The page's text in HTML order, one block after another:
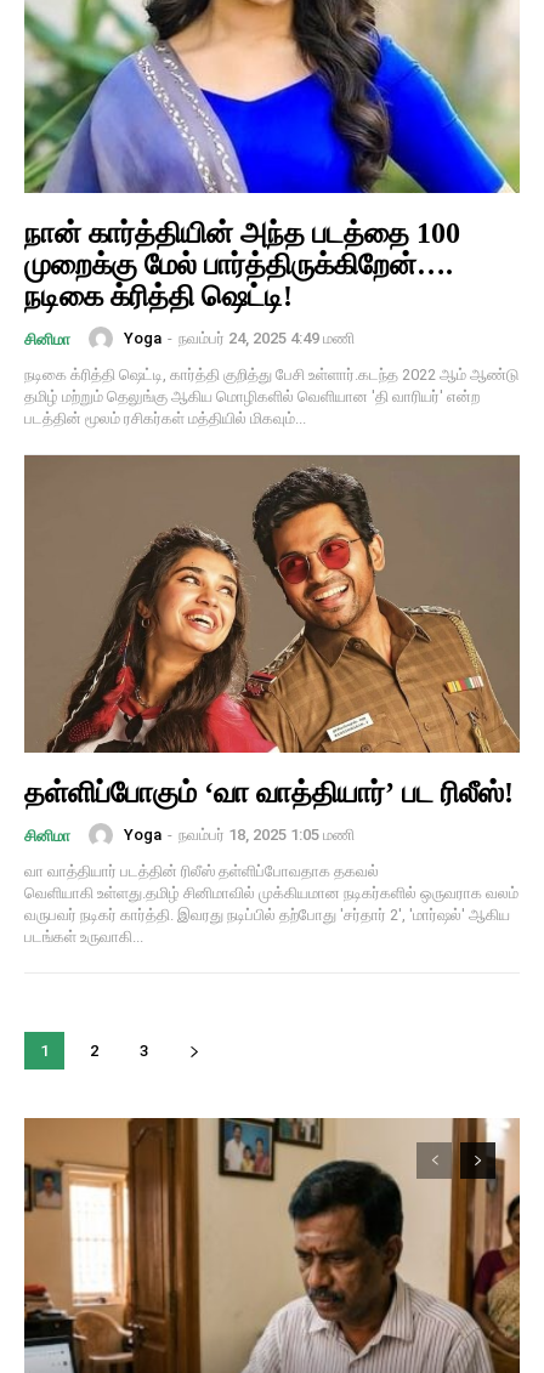
நான் கார்த்தியின் அந்த படத்தை 100
முறைக்கு மேல் பார்த்திருக்கிறேன்….
நடிகை க்ரித்தி ஷெட்டி!
சினிமா Yoga - நவம்பர் 24, 2025 4:49 மணி
நடிகை க்ரித்தி ஷெட்டி, கார்த்தி குறித்து பேசி உள்ளார்.கடந்த 2022 ஆம் ஆண்டு
தமிழ் மற்றும் தெலுங்கு ஆகிய மொழிகளில் வெளியான 'தி வாரியர்' என்ற
படத்தின் மூலம் ரசிகர்கள் மத்தியில் மிகவும்...
தள்ளிப்போகும் ‘வா வாத்தியார்’ பட ரிலீஸ்!
சினிமா Yoga - நவம்பர் 18, 2025 1:05 மணி
வா வாத்தியார் படத்தின் ரிலீஸ் தள்ளிப்போவதாக தகவல்
வெளியாகி உள்ளது.தமிழ் சினிமாவில் முக்கியமான நடிகர்களில் ஒருவராக வலம்
வருபவர் நடிகர் கார்த்தி. இவரது நடிப்பில் தற்போது 'சர்தார் 2', 'மார்ஷல்' ஆகிய
படங்கள் உருவாகி...
1 2 3